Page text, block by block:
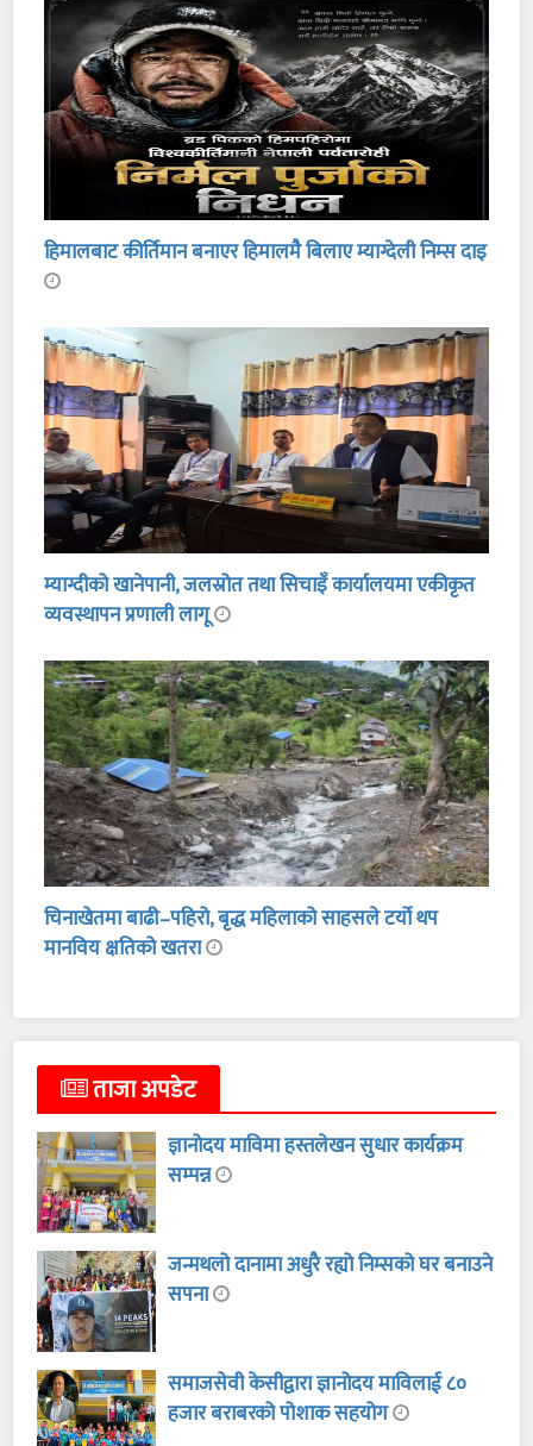
हिमालबाट कीर्तिमान बनाएर हिमालमै बिलाए म्याग्देली निम्स दाइ
म्याग्दीको खानेपानी, जलस्रोत तथा सिचाइँ कार्यालयमा एकीकृत
व्यवस्थापन प्रणाली लागू
चिनाखेतमा बाढी–पहिरो, बृद्ध महिलाको साहसले टर्यो थप
मानविय क्षतिको खतरा
ताजा अपडेट
ज्ञानोदय माविमा हस्तलेखन सुधार कार्यक्रम
सम्पन्न
जन्मथलो दानामा अधुरै रह्यो निम्सको घर बनाउने
सपना
समाजसेवी केसीद्वारा ज्ञानोदय माविलाई ८०
हजार बराबरको पोशाक सहयोग